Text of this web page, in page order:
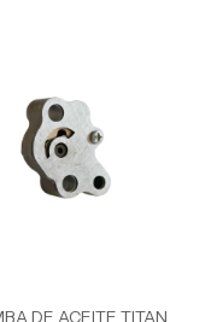
DE ACEITE TITAN